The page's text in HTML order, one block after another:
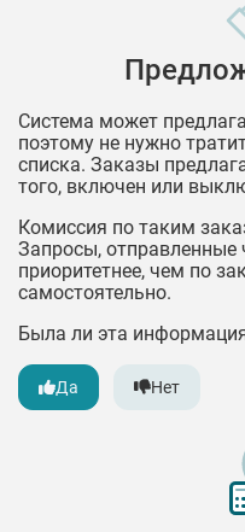
Система может
поэтому не нужно
списка. Заказы
того, включен или
Комиссия по таким
Запросы, отправленные
приоритетнее, чем по
самостоятельно.
Была ли эта
Да Нет